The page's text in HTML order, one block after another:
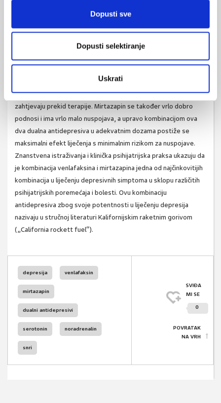
Dopusti sve
Dopusti selektiranje
Uskrati
vodećih simptoma.
Da bi antidepresiv uopće mogao djelovati, mora se vezati ili
spojiti s određenim mjestima na stanici koje zovemo
receptorima. Upravo je osnovno to na koji će se receptor neki
venlafaksin dobro podnosi ukoliko se pravilno uzima, a većina
nuspojava se javlja s povećanjem doze, najčešće su prolazne i ne
zahtjevaju prekid terapije. Mirtazapin se također vrlo dobro
podnosi i ima vrlo malo nuspojava, a upravo kombinacijom ova
dva dualna antidepresiva u adekvatnim dozama postiže se
maksimalni efekt liječenja s minimalnim rizikom za nuspojave.
Znanstvena istraživanja i klinička psihijatrijska praksa ukazuju da
je kombinacija venlafaksina i mirtazapina jedna od najčinkovitijih
kombinacija u liječenju depresivnih simptoma u sklopu različitih
psihijatrijskih poremećaja i bolesti. Ovu kombinaciju
antidepresiva zbog svoje potentnosti u liječenju depresija
nazivaju u stručnoj literaturi Kalifornijskim raketnim gorivom
(„California rockett fuel“).
depresija venlafaksin
mirtazapin
dualni antidepresivi
serotonin noradrenalin
snri
SVIĐA
MI SE
0
POVRATAK
NA VRH